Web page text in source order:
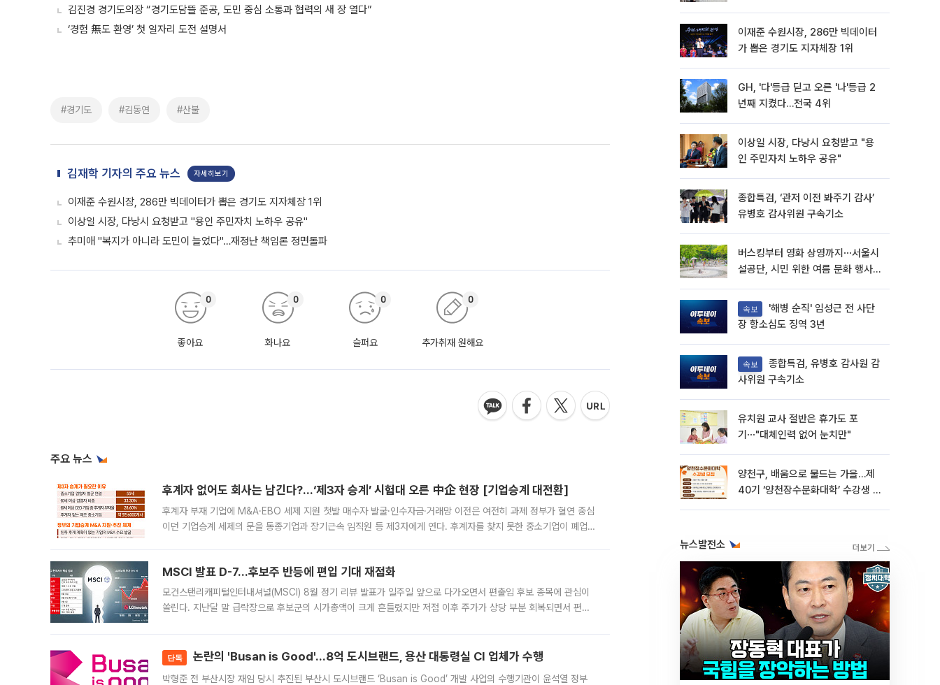
김진경 경기도의장 “경기도담뜰 준공, 도민 중심 소통과 협력의 새 장 열다”
‘경험 無도 환영’ 첫 일자리 도전 설명서
#경기도 #김동연 #산불
김재학 기자의 주요 뉴스 자세히보기
이재준 수원시장, 286만 빅데이터가 뽑은 경기도 지자체장 1위
이상일 시장, 다낭시 요청받고 "용인 주민자치 노하우 공유"
추미애 "복지가 아니라 도민이 늘었다"…재정난 책임론 정면돌파
좋아요
0
화나요
0
슬퍼요
0
추가취재 원해요
0
주요 뉴스
후계자 없어도 회사는 남긴다?…‘제3자 승계’ 시험대 오른 中企 현장 [기업승계 대전환]
후계자 부재 기업에 M&A·EBO 세제 지원 첫발 매수자 발굴·인수자금·거래망 이전은 여전히 과제 정부가 혈연 중심
이던 기업승계 세제의 문을 동종기업과 장기근속 임직원 등 제3자에게 연다. 후계자를 찾지 못한 중소기업이 폐업
MSCI 발표 D-7…후보주 반등에 편입 기대 재점화
모건스탠리캐피털인터내셔널(MSCI) 8월 정기 리뷰 발표가 일주일 앞으로 다가오면서 편출입 후보 종목에 관심이
쏠린다. 지난달 말 급락장으로 후보군의 시가총액이 크게 흔들렸지만 저점 이후 주가가 상당 부분 회복되면서 편입
단독 논란의 'Busan is Good'…8억 도시브랜드, 용산 대통령실 CI 업체가 수행
박형준 전 부산시장 재임 당시 추진된 부산시 도시브랜드 ‘Busan is Good’ 개발 사업의 수행기관이 윤석열 정부
이재준 수원시장, 286만 빅데이터
가 뽑은 경기도 지자체장 1위
GH, '다'등급 딛고 오른 '나'등급 2
년째 지켰다…전국 4위
이상일 시장, 다낭시 요청받고 "용
인 주민자치 노하우 공유"
종합특검, ‘관저 이전 봐주기 감사’
유병호 감사위원 구속기소
버스킹부터 영화 상영까지⋯서울시
설공단, 시민 위한 여름 문화 행사
속보
장 항소심도 징역 3년
속보
사위원 구속기소
유치원 교사 절반은 휴가도 포
기⋯"대체인력 없어 눈치만"
양천구, 배움으로 물드는 가을…제
40기 ‘양천장수문화대학’ 수강생 모
뉴스발전소